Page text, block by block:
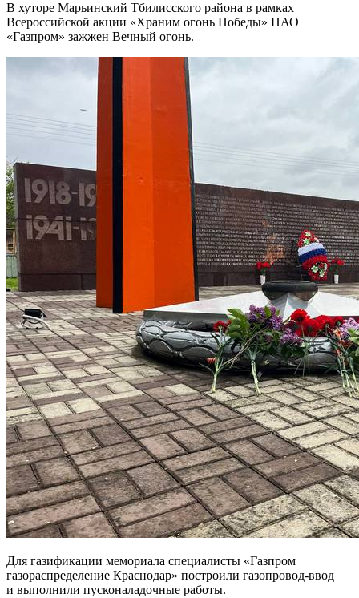
В хуторе Марьинский Тбилисского района в рамках
Всероссийской акции «Храним огонь Победы» ПАО
«Газпром» зажжен Вечный огонь.
Для газификации мемориала специалисты «Газпром
газораспределение Краснодар» построили газопровод-ввод
и выполнили пусконаладочные работы.